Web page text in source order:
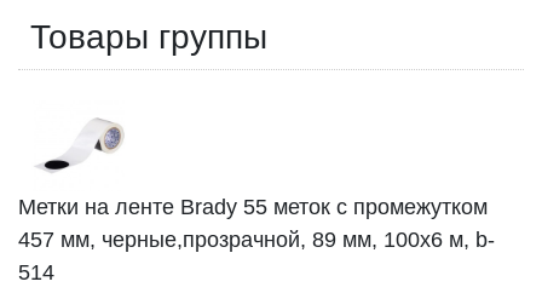
Товары группы
Метки на ленте Brady 55 меток с промежутком
457 мм, черные,прозрачной, 89 мм, 100x6 м, b-
514